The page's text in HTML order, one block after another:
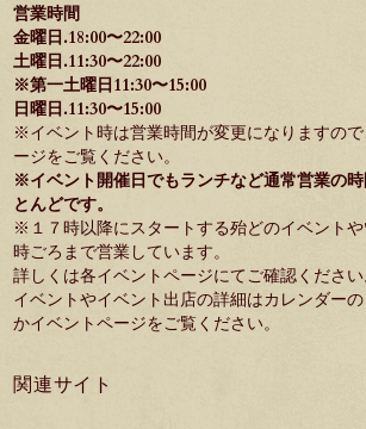
営業時間
金曜日.18:00〜22:00
土曜日.11:30〜22:00
※第一土曜日11:30〜15:00
日曜日.11:30〜15:00
※イベント時は営業時間が変更になりますの
ージをご覧ください。
※イベント開催日でもランチなど通常営業の
とんどです。
※１７時以降にスタートする殆どのイベント
時ごろまで営業しています。
詳しくは各イベントページにてご確認ください
イベントやイベント出店の詳細はカレンダー
かイベントページをご覧ください。
関連サイト